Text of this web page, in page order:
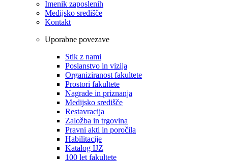
Imenik zaposlenih
Medijsko središče
Kontakt
Uporabne povezave
Stik z nami
Poslanstvo in vizija
Organiziranost fakultete
Prostori fakultete
Nagrade in priznanja
Medijsko središče
Restavracija
Založba in trgovina
Pravni akti in poročila
Habilitacije
Katalog IJZ
100 let fakultete